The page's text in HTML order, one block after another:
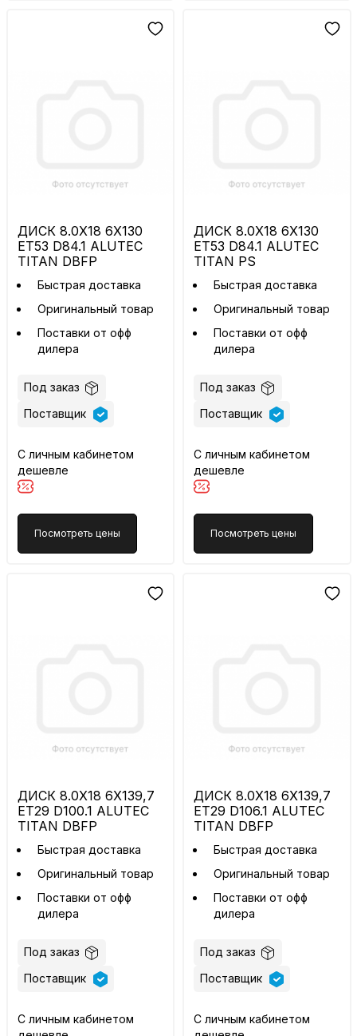
ДИСК 8.0X18 6X130
ET53 D84.1 ALUTEC
TITAN DBFP
Быстрая доставка
Оригинальный товар
Поставки от офф
дилера
Под заказ
Поставщик
С личным кабинетом
дешевле
Посмотреть цены
ДИСК 8.0X18 6X130
ET53 D84.1 ALUTEC
TITAN PS
Быстрая доставка
Оригинальный товар
Поставки от офф
дилера
Под заказ
Поставщик
С личным кабинетом
дешевле
Посмотреть цены
ДИСК 8.0X18 6X139,7
ET29 D100.1 ALUTEC
TITAN DBFP
Быстрая доставка
Оригинальный товар
Поставки от офф
дилера
Под заказ
Поставщик
С личным кабинетом
ДИСК 8.0X18 6X139,7
ET29 D106.1 ALUTEC
TITAN DBFP
Быстрая доставка
Оригинальный товар
Поставки от офф
дилера
Под заказ
Поставщик
С личным кабинетом